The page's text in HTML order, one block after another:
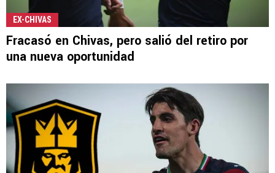
EX-CHIVAS
Fracasó en Chivas, pero salió del retiro por
una nueva oportunidad